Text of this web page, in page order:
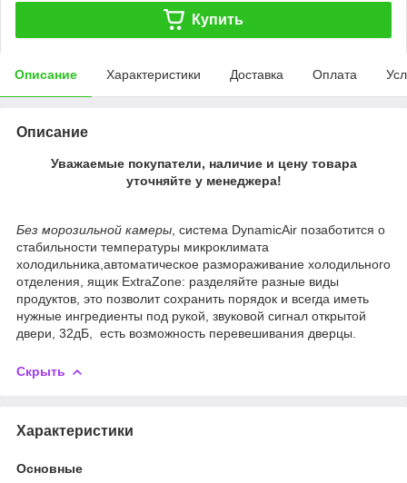
Купить
Описание Характеристики Доставка Оплата
Описание
Уважаемые покупатели, наличие и цену товара
уточняйте у менеджера!
Без морозильной камеры , система DynamicAir позаботится о
стабильности температуры микроклимата
холодильника,автоматическое размораживание холодильного
отделения, ящик ExtraZone: разделяйте разные виды
продуктов, это позволит сохранить порядок и всегда иметь
нужные ингредиенты под рукой, звуковой сигнал открытой
двери, 32дБ, есть возможность перевешивания дверцы.
Скрыть
Характеристики
Основные